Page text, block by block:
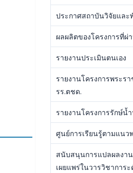
ประกาศสถาบันวิจัยแล
ผลผลิตของโครงการที่ผ่
รายงานประเมินตนเอง
รายงานโครงการพระร
รร.ตชด.
รายงานโครงการรักษ์น้ำ
ศูนย์การเรียนรู้ตามแนว
สนับสนุนการแปลผลงาน
เผยแพร่ในวารวิชาการ